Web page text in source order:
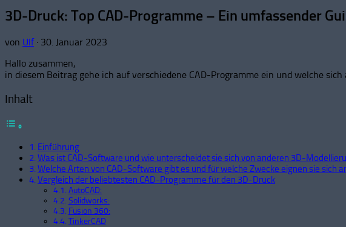
3D-Druck: Top CAD-Programme – Ein umfassender
von Ulf · 30. Januar 2023
Hallo zusammen,
in diesem Beitrag gehe ich auf verschiedene CAD-Programme ein und welche
Inhalt
Einführung
Was ist CAD-Software und wie unterscheidet sie sich von anderen 3D-
Welche Arten von CAD-Software gibt es und für welche Zwecke eignen sie sich
Vergleich der beliebtesten CAD-Programme für den 3D-Druck
AutoCAD:
Solidworks:
Fusion 360:
TinkerCAD